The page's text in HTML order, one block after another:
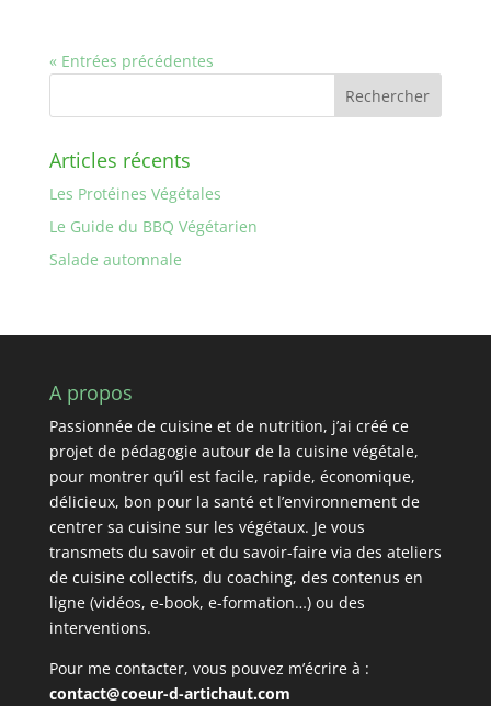
« Entrées précédentes
Articles récents
Les Protéines Végétales
Le Guide du BBQ Végétarien
Salade automnale
A propos
Passionnée de cuisine et de nutrition, j’ai créé ce
projet de pédagogie autour de la cuisine végétale,
pour montrer qu’il est facile, rapide, économique,
délicieux, bon pour la santé et l’environnement de
centrer sa cuisine sur les végétaux. Je vous
transmets du savoir et du savoir-faire via des ateliers
de cuisine collectifs, du coaching, des contenus en
ligne (vidéos, e-book, e-formation…) ou des
interventions.
Pour me contacter, vous pouvez m’écrire à :
contact@coeur-d-artichaut.com